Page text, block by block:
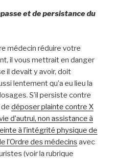
et de persistance du
médecin réduire votre
il vous mettrait en danger
il devait y avoir, doit
lentement qu’a eu lieu la
S’il persiste contre
déposer plainte contre X
d’autrui, non assistance à
à l’intégrité physique de
l’Ordre des médecins avec
(voir la rubrique